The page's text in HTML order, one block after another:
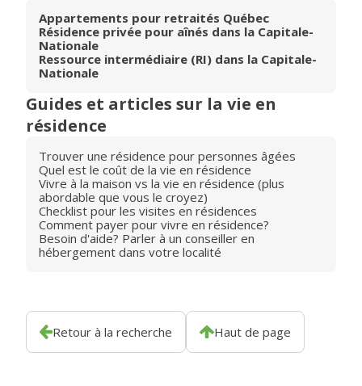
Appartements pour retraités Québec
Résidence privée pour aînés dans la Capitale-
Nationale
Ressource intermédiaire (RI) dans la Capitale-
Nationale
Guides et articles sur la vie en
résidence
Trouver une résidence pour personnes âgées
Quel est le coût de la vie en résidence
Vivre à la maison vs la vie en résidence (plus
abordable que vous le croyez)
Checklist pour les visites en résidences
Comment payer pour vivre en résidence?
Besoin d'aide? Parler à un conseiller en
hébergement dans votre localité
Retour à la recherche Haut de page